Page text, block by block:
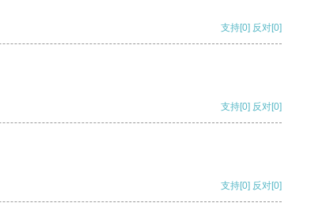
支持[0] 反对[0]
支持[0] 反对[0]
支持[0] 反对[0]